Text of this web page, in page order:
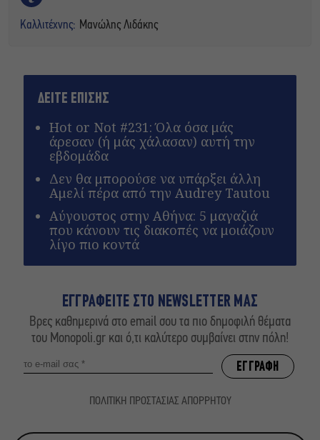
Καλλιτέχνης: Μανώλης Λιδάκης
ΔΕΙΤΕ ΕΠΙΣΗΣ
Hot or Not #231: Όλα όσα μάς
άρεσαν (ή μάς χάλασαν) αυτή την
εβδομάδα
Δεν θα μπορούσε να υπάρξει άλλη
Αμελί πέρα από την Audrey Tautou
Αύγουστος στην Αθήνα: 5 μαγαζιά
που κάνουν τις διακοπές να μοιάζουν
λίγο πιο κοντά
ΕΓΓΡΑΦΕΙΤΕ ΣΤΟ NEWSLETTER ΜΑΣ
Βρες καθημερινά στο email σου τα πιο δημοφιλή θέματα
του Monopoli.gr και ό,τι καλύτερο συμβαίνει στην πόλη!
ΠΟΛΙΤΙΚΗ ΠΡΟΣΤΑΣΙΑΣ ΑΠΟΡΡΗΤΟΥ